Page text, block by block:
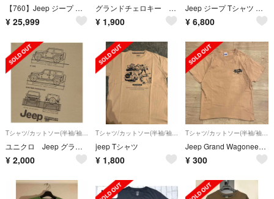
【760】Jeep ジープ 黒 ヴィンテージ L USA古着 半袖Tシャツ
¥ 25,999
グランドチェロキー Jeep Tシャツ XLサイズ
¥ 1,900
Jeep ジープ Tシャツ バックプリント ホワイト メンズ 古着 アメカジ ストリート
¥ 6,800
Tシャツ/カットソー(半袖/袖なし)
ユニクロ Jeep グラフィック Ｔシャツ UT
¥ 2,000
Tシャツ/カットソー(半袖/袖なし)
jeep Tシャツ
¥ 1,800
Tシャツ/カットソー(半袖/袖なし)
Jeep Grand Wagoneer ジープ グランドワゴニア Tシャツ 美品
¥ 300